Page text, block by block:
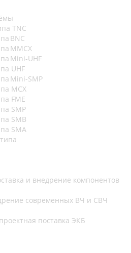
TNC
BNC
MMCX
Mini-UHF
UHF
Mini-SMP
MCX
FME
SMP
SMB
SMA
и внедрение компонентов
современных ВЧ и СВЧ
поставка ЭКБ